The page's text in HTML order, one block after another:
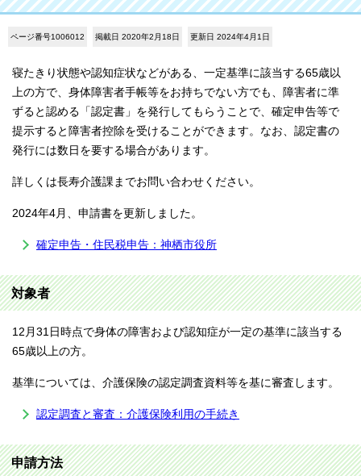
ページ番号1006012 掲載日 2020年2月18日 更新日 2024年4月1日
寝たきり状態や認知症状などがある、一定基準に該当する65歳以
上の方で、身体障害者手帳等をお持ちでない方でも、障害者に準
ずると認める「認定書」を発行してもらうことで、確定申告等で
提示すると障害者控除を受けることができます。なお、認定書の
発行には数日を要する場合があります。
詳しくは長寿介護課までお問い合わせください。
2024年4月、申請書を更新しました。
確定申告・住民税申告：神栖市役所
対象者
12月31日時点で身体の障害および認知症が一定の基準に該当する
65歳以上の方。
基準については、介護保険の認定調査資料等を基に審査します。
認定調査と審査：介護保険利用の手続き
申請方法